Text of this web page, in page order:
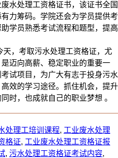
水处理工资格证书，该证书全国
力筹码。学院还会为学员提供考
学员熟悉考试流程和题型，提高
，考取污水处理工资格证，尤
是迈向高薪、稳定职业的重要一
试项目，为广大有志于投身污水
效的学习途径。抓住机会，提升
时，也成就自己的职业梦想 。
处理工培训课程, 工业废水处理
格证, 工业废水处理工资格证报
, 污水处理工资格证考试内容,